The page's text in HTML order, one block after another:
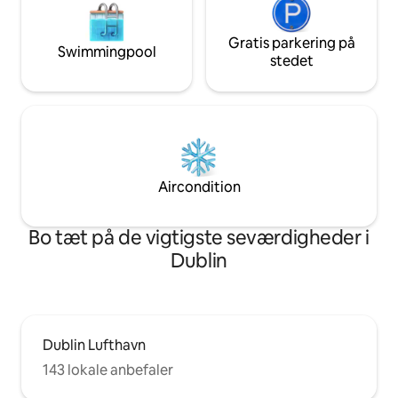
Swimmingpool
Gratis parkering på
stedet
Aircondition
Bo tæt på de vigtigste seværdigheder i
Dublin
Dublin Lufthavn
143 lokale anbefaler